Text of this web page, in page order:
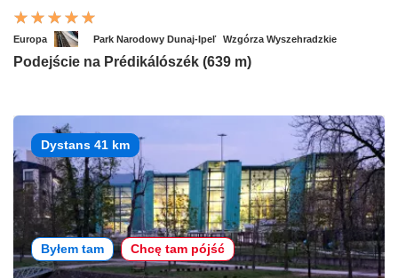
Europa Park Narodowy Dunaj-Ipeľ Wzgórza Wyszehradzkie
Podejście na Prédikálószék (639 m)
Dystans 41 km
Byłem tam Chcę tam pójść